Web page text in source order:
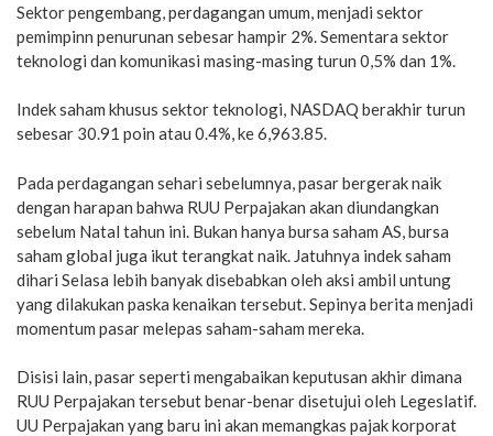
Sektor pengembang, perdagangan umum, menjadi sektor
pemimpinn penurunan sebesar hampir 2%. Sementara sektor
teknologi dan komunikasi masing-masing turun 0,5% dan 1%.
Indek saham khusus sektor teknologi, NASDAQ berakhir turun
sebesar 30.91 poin atau 0.4%, ke 6,963.85.
Pada perdagangan sehari sebelumnya, pasar bergerak naik
dengan harapan bahwa RUU Perpajakan akan diundangkan
sebelum Natal tahun ini. Bukan hanya bursa saham AS, bursa
saham global juga ikut terangkat naik. Jatuhnya indek saham
dihari Selasa lebih banyak disebabkan oleh aksi ambil untung
yang dilakukan paska kenaikan tersebut. Sepinya berita menjadi
momentum pasar melepas saham-saham mereka.
Disisi lain, pasar seperti mengabaikan keputusan akhir dimana
RUU Perpajakan tersebut benar-benar disetujui oleh Legeslatif.
UU Perpajakan yang baru ini akan memangkas pajak korporat